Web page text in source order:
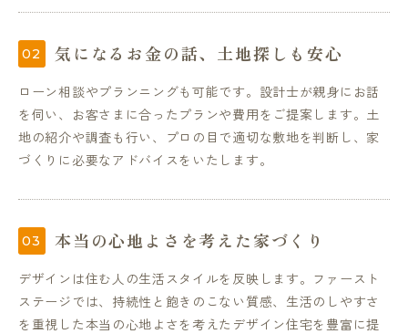
気になるお金の話、土地探しも安心
ローン相談やプランニングも可能です。設計士が親身にお話
を伺い、お客さまに合ったプランや費用をご提案します。土
地の紹介や調査も行い、プロの目で適切な敷地を判断し、家
づくりに必要なアドバイスをいたします。
本当の心地よさを考えた家づくり
デザインは住む人の生活スタイルを反映します。ファースト
ステージでは、持続性と飽きのこない質感、生活のしやすさ
を重視した本当の心地よさを考えたデザイン住宅を豊富に提